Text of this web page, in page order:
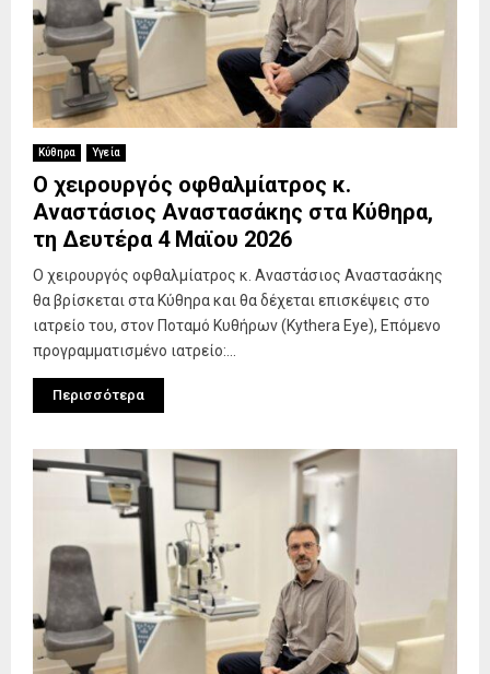
Κύθηρα Υγεία
Ο χειρουργός οφθαλμίατρος κ.
Αναστάσιος Αναστασάκης στα Κύθηρα,
τη Δευτέρα 4 Μαϊου 2026
Ο χειρουργός οφθαλμίατρος κ. Αναστάσιος Αναστασάκης
θα βρίσκεται στα Κύθηρα και θα δέχεται επισκέψεις στο
ιατρείο του, στον Ποταμό Κυθήρων (Kythera Eye), Επόμενο
προγραμματισμένο ιατρείο:...
Περισσότερα